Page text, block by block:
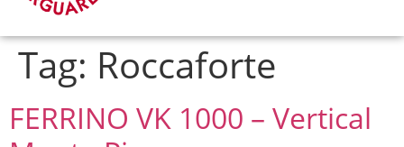
Tag: Roccaforte
FERRINO VK 1000 – Vertical